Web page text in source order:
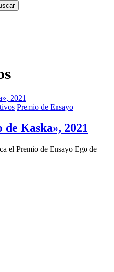
Premio de Ensayo
de Kaska», 2021
el Premio de Ensayo Ego de